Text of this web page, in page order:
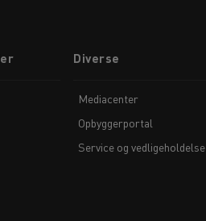
Diverse
Mediacenter
Opbyggerportal
Service og vedligeholdelse